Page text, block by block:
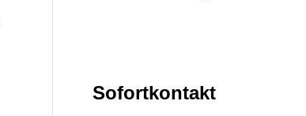
Sofortkontakt